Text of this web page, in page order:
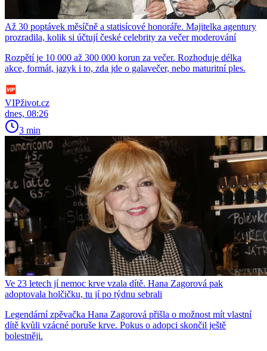
Až 30 poptávek měsíčně a statisícové honoráře. Majitelka agentury
prozradila, kolik si účtují české celebrity za večer moderování
Rozpětí je 10 000 až 300 000 korun za večer. Rozhoduje délka
akce, formát, jazyk i to, zda jde o galavečer, nebo maturitní ples.
VIPživot.cz
dnes, 08:26
3 min
Ve 23 letech jí nemoc krve vzala dítě. Hana Zagorová pak
adoptovala holčičku, tu jí po týdnu sebrali
Legendární zpěvačka Hana Zagorová přišla o možnost mít vlastní
dítě kvůli vzácné poruše krve. Pokus o adopci skončil ještě
bolestněji.